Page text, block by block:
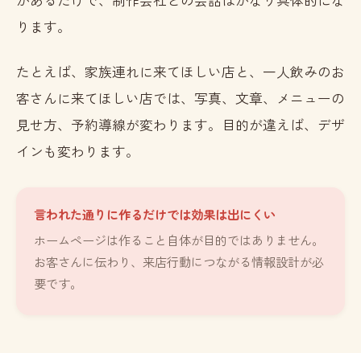
ります。
たとえば、家族連れに来てほしい店と、一人飲みのお
客さんに来てほしい店では、写真、文章、メニューの
見せ方、予約導線が変わります。目的が違えば、デザ
インも変わります。
言われた通りに作るだけでは効果は出にくい
ホームページは作ること自体が目的ではありません。
お客さんに伝わり、来店行動につながる情報設計が必
要です。